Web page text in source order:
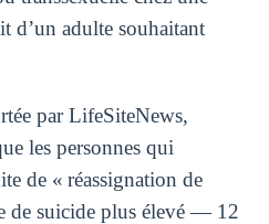
d’un adulte souhaitant
par LifeSiteNews,
les personnes qui
de « réassignation de
de suicide plus élevé — 12